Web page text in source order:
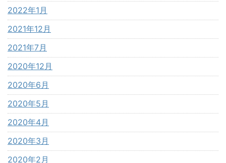
2022年1月
2021年12月
2021年7月
2020年12月
2020年6月
2020年5月
2020年4月
2020年3月
2020年2月